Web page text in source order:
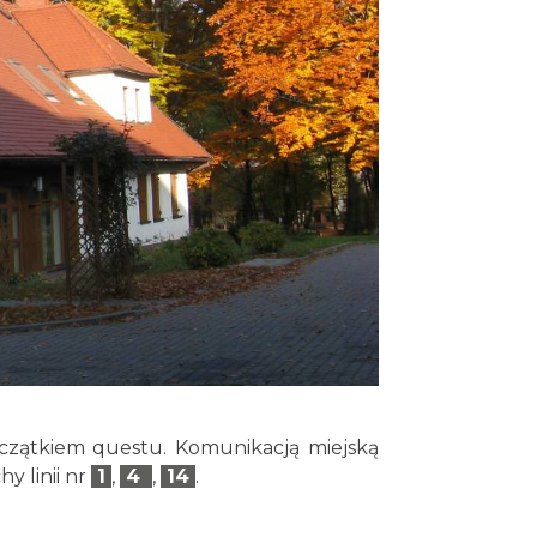
questu. Komunikacją miejską
linii nr 1 , 4 , 14 .